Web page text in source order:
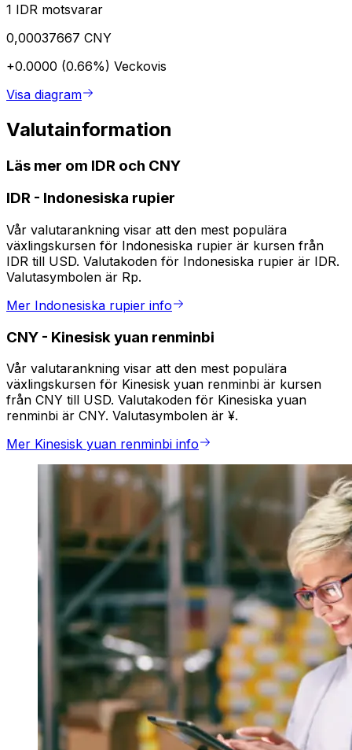
1 IDR motsvarar
0,00037667 CNY
+0.0000 (0.66%) Veckovis
Visa diagram
Valutainformation
Läs mer om IDR och CNY
IDR - Indonesiska rupier
Vår valutarankning visar att den mest populära
växlingskursen för Indonesiska rupier är kursen från
IDR till USD. Valutakoden för Indonesiska rupier är IDR.
Valutasymbolen är Rp.
Mer Indonesiska rupier info
CNY - Kinesisk yuan renminbi
Vår valutarankning visar att den mest populära
växlingskursen för Kinesisk yuan renminbi är kursen
från CNY till USD. Valutakoden för Kinesiska yuan
renminbi är CNY. Valutasymbolen är ¥.
Mer Kinesisk yuan renminbi info